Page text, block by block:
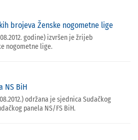
brojeva Ženske nogometne lige
godine) izvršen je žrijeb
nogometne lige.
NS BiH
održana je sjednica Sudačkog
panela NS/FS BiH.